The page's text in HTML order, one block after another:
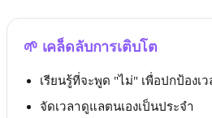
🌱 เคล็ดลับการเติบโต
เรียนรู้ที่จะพูด "ไม่" เพื่อปกป้องเ
จัดเวลาดูแลตนเองเป็นประจำ